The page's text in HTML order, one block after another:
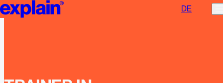
Jobs | explain DE